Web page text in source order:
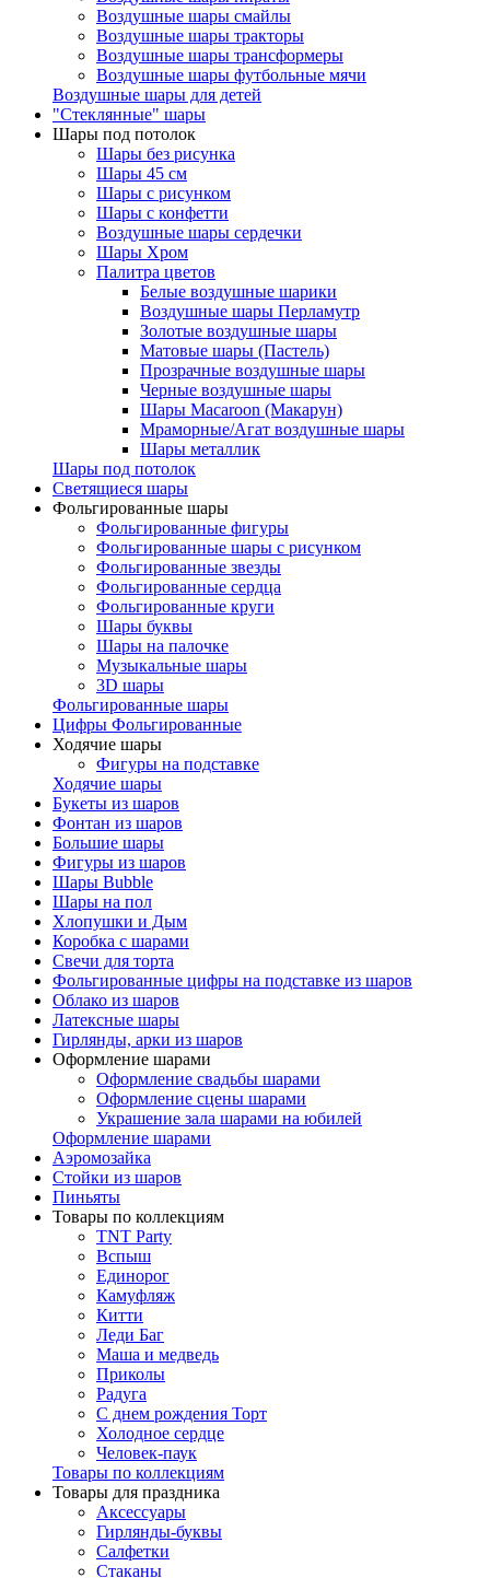
Воздушные шары смайлы
Воздушные шары тракторы
Воздушные шары трансформеры
Воздушные шары футбольные мячи
Воздушные шары для детей
"Стеклянные" шары
Шары под потолок
Шары без рисунка
Шары 45 см
Шары с рисунком
Шары с конфетти
Воздушные шары сердечки
Шары Хром
Палитра цветов
Белые воздушные шарики
Воздушные шары Перламутр
Золотые воздушные шары
Матовые шары (Пастель)
Прозрачные воздушные шары
Черные воздушные шары
Шары Macaroon (Макарун)
Мраморные/Агат воздушные шары
Шары металлик
Шары под потолок
Светящиеся шары
Фольгированные шары
Фольгированные фигуры
Фольгированные шары с рисунком
Фольгированные звезды
Фольгированные сердца
Фольгированные круги
Шары буквы
Шары на палочке
Музыкальные шары
3D шары
Фольгированные шары
Цифры Фольгированные
Ходячие шары
Фигуры на подставке
Ходячие шары
Букеты из шаров
Фонтан из шаров
Большие шары
Фигуры из шаров
Шары Bubble
Шары на пол
Хлопушки и Дым
Коробка с шарами
Свечи для торта
Фольгированные цифры на подставке из шаров
Облако из шаров
Латексные шары
Гирлянды, арки из шаров
Оформление шарами
Оформление свадьбы шарами
Оформление сцены шарами
Украшение зала шарами на юбилей
Оформление шарами
Аэромозайка
Стойки из шаров
Пиньяты
Товары по коллекциям
TNT Party
Вспыш
Единорог
Камуфляж
Китти
Леди Баг
Маша и медведь
Приколы
Радуга
С днем рождения Торт
Холодное сердце
Человек-паук
Товары по коллекциям
Товары для праздника
Аксессуары
Гирлянды-буквы
Салфетки
Стаканы